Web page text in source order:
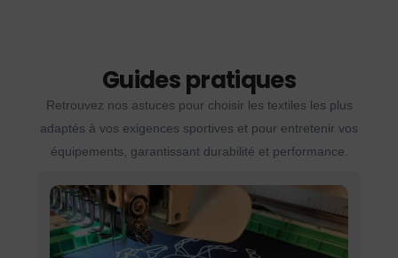
Guides pratiques
Retrouvez nos astuces pour choisir les textiles les plus
adaptés à vos exigences sportives et pour entretenir vos
équipements, garantissant durabilité et performance.